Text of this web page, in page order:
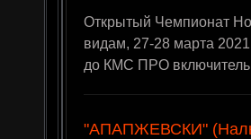
Открытый Чемпионат
видам, 27-28 марта
до КМС ПРО
"АПАПЖЕВСКИ"